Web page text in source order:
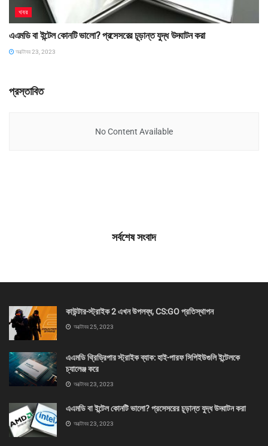
খবর
এএমডি বা ইন্টেল কোনটি ভালো? প্রসেসরের চূড়ান্ত যুদ্ধ উদ্ঘাটন করা
অক্টোবর 23, 2023
প্রস্তাবিত
No Content Available
সর্বশেষ সংবাদ
কাউন্টার-স্ট্রাইক 2 এখন উপলব্ধ, CS:GO প্রতিস্থাপন
অক্টোবর 25, 2023
এএমডি থ্রিড্রিপার স্ট্রাইক ব্যাক: হাই-পারফ সিপিইউগুলি ইন্টেলকে
চ্যালেঞ্জ করে
অক্টোবর 23, 2023
এএমডি বা ইন্টেল কোনটি ভালো? প্রসেসরের চূড়ান্ত যুদ্ধ উদ্ঘাটন করা
অক্টোবর 23, 2023